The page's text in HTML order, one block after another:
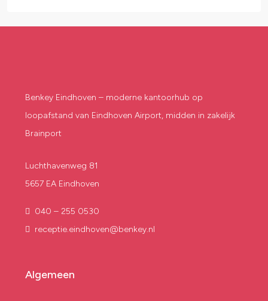
Benkey Eindhoven – moderne kantoorhub op
loopafstand van Eindhoven Airport, midden in zakelijk
Brainport
Luchthavenweg 81
5657 EA Eindhoven
040 – 255 0530
receptie.eindhoven@benkey.nl
Algemeen